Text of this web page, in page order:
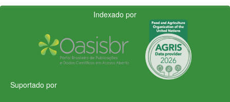
Indexado por
Suportado por